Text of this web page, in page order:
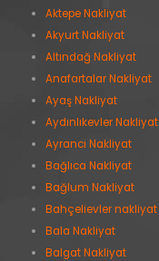
Aktepe Nakliyat
Akyurt Nakliyat
Altındağ Nakliyat
Anafartalar Nakliyat
Ayaş Nakliyat
Aydınlıkevler Nakliyat
Ayrancı Nakliyat
Bağlıca Nakliyat
Bağlum Nakliyat
Bahçelievler nakliyat
Bala Nakliyat
Balgat Nakliyat